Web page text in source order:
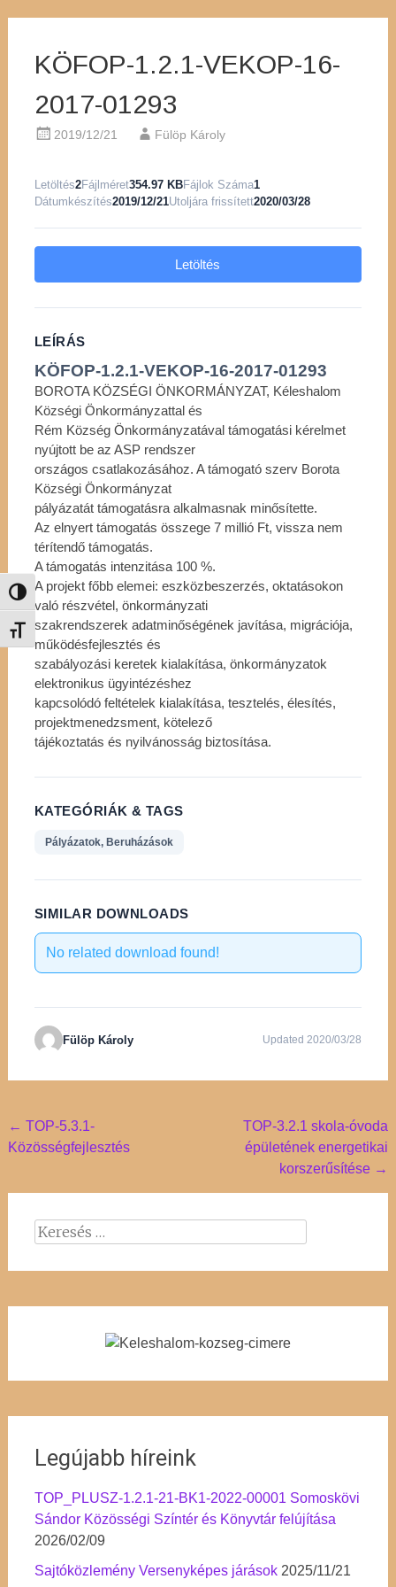
Nagy kontraszt váltása
Betűméret váltása
KÖFOP-1.2.1-VEKOP-16-
2017-01293
2019/12/21 Fülöp Károly
Letöltés2Fájlméret354.97 KBFájlok Száma1
Dátumkészítés2019/12/21Utoljára frissített2020/03/28
Letöltés
LEÍRÁS
KÖFOP-1.2.1-VEKOP-16-2017-01293
BOROTA KÖZSÉGI ÖNKORMÁNYZAT, Kéleshalom
Községi Önkormányzattal és
Rém Község Önkormányzatával támogatási kérelmet
nyújtott be az ASP rendszer
országos csatlakozásához. A támogató szerv Borota
Községi Önkormányzat
pályázatát támogatásra alkalmasnak minősítette.
Az elnyert támogatás összege 7 millió Ft, vissza nem
térítendő támogatás.
A támogatás intenzitása 100 %.
A projekt főbb elemei: eszközbeszerzés, oktatásokon
való részvétel, önkormányzati
szakrendszerek adatminőségének javítása, migrációja,
működésfejlesztés és
szabályozási keretek kialakítása, önkormányzatok
elektronikus ügyintézéshez
kapcsolódó feltételek kialakítása, tesztelés, élesítés,
projektmenedzsment, kötelező
tájékoztatás és nyilvánosság biztosítása.
KATEGÓRIÁK & TAGS
Pályázatok, Beruházások
SIMILAR DOWNLOADS
No related download found!
Fülöp Károly Updated 2020/03/28
Post
navigation
← TOP-5.3.1-
Közösségfejlesztés
TOP-3.2.1 skola-óvoda
épületének energetikai
korszerűsítése →
Keresés:
Legújabb híreink
TOP_PLUSZ-1.2.1-21-BK1-2022-00001 Somoskövi
Sándor Közösségi Színtér és Könyvtár felújítása
2026/02/09
Sajtóközlemény Versenyképes járások 2025/11/21